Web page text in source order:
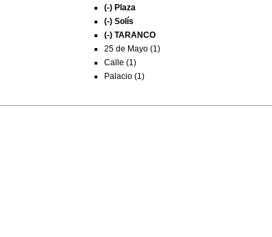
(-) Plaza
(-) Solís
(-) TARANCO
25 de Mayo (1)
Calle (1)
Palacio (1)